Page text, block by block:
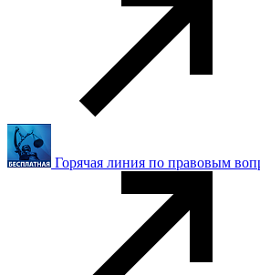
Горячая линия по правовым